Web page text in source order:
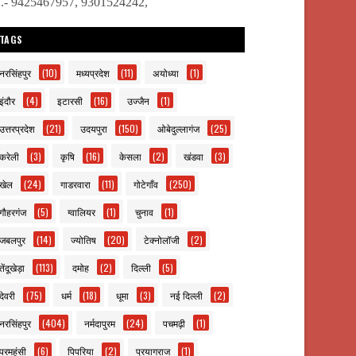
(10) मध्यप्रदेश (11) अयोध्या (1)
(4) इटारसी (16) उज्जैन (1)
(21) उदयपुरा (150) ओबेदुल्लागंज (25)
(3) कृषि (16) केसला (2) खंडवा (3)
(24) गाडरवारा (11) गोटेगाँव (250)
(5) ग्वालियर (1) चुनाव (1)
(14) ज्योतिष (20) टेक्नोलॉजी (2)
(113) दमोह (2) दिल्ली (5)
(75) धर्म (18) धूमा (3) नई दिल्ली (2)
(404) नर्मदापुरम (24) पचमढ़ी (1)
(6) पिपरिया (2) प्रयागराज (1)